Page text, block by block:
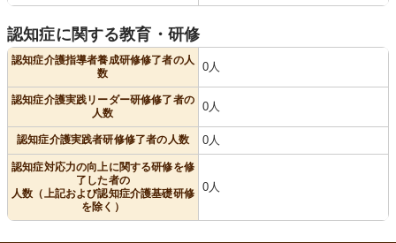
認知症に関する教育・研修
認知症介護指導者養成研修修了者の人
数
0人
認知症介護実践リーダー研修修了者の
人数
0人
認知症介護実践者研修修了者の人数 0人
認知症対応力の向上に関する研修を修
了した者の
人数（上記および認知症介護基礎研修
を除く）
0人